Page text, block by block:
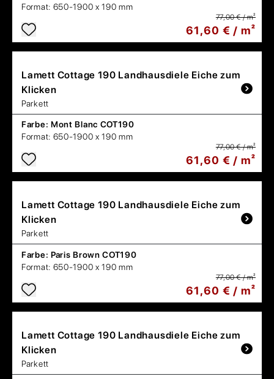
Format: 650-1900 x 190 mm
77,00 € / m²
61,60 € / m²
Lamett Cottage 190 Landhausdiele Eiche zum
Klicken
Parkett
Farbe: Mont Blanc COT190
Format: 650-1900 x 190 mm
77,00 € / m²
61,60 € / m²
Lamett Cottage 190 Landhausdiele Eiche zum
Klicken
Parkett
Farbe: Paris Brown COT190
Format: 650-1900 x 190 mm
77,00 € / m²
61,60 € / m²
Lamett Cottage 190 Landhausdiele Eiche zum
Klicken
Parkett